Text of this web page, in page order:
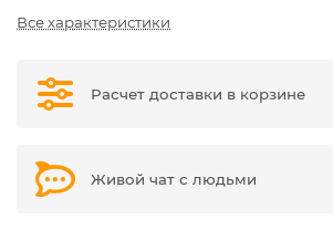
Все характеристики
Расчет доставки в корзине
Живой чат с людьми